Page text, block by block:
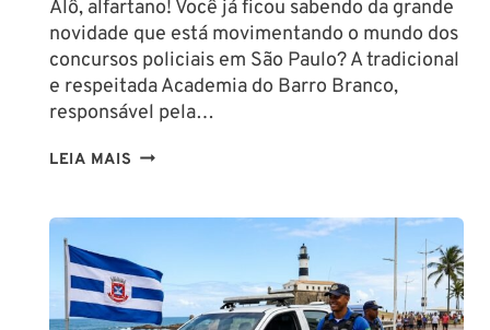
Alô, alfartano! Você já ficou sabendo da grande
novidade que está movimentando o mundo dos
concursos policiais em São Paulo? A tradicional
e respeitada Academia do Barro Branco,
responsável pela…
LEIA MAIS NA
SAI
DA
ESCOLA